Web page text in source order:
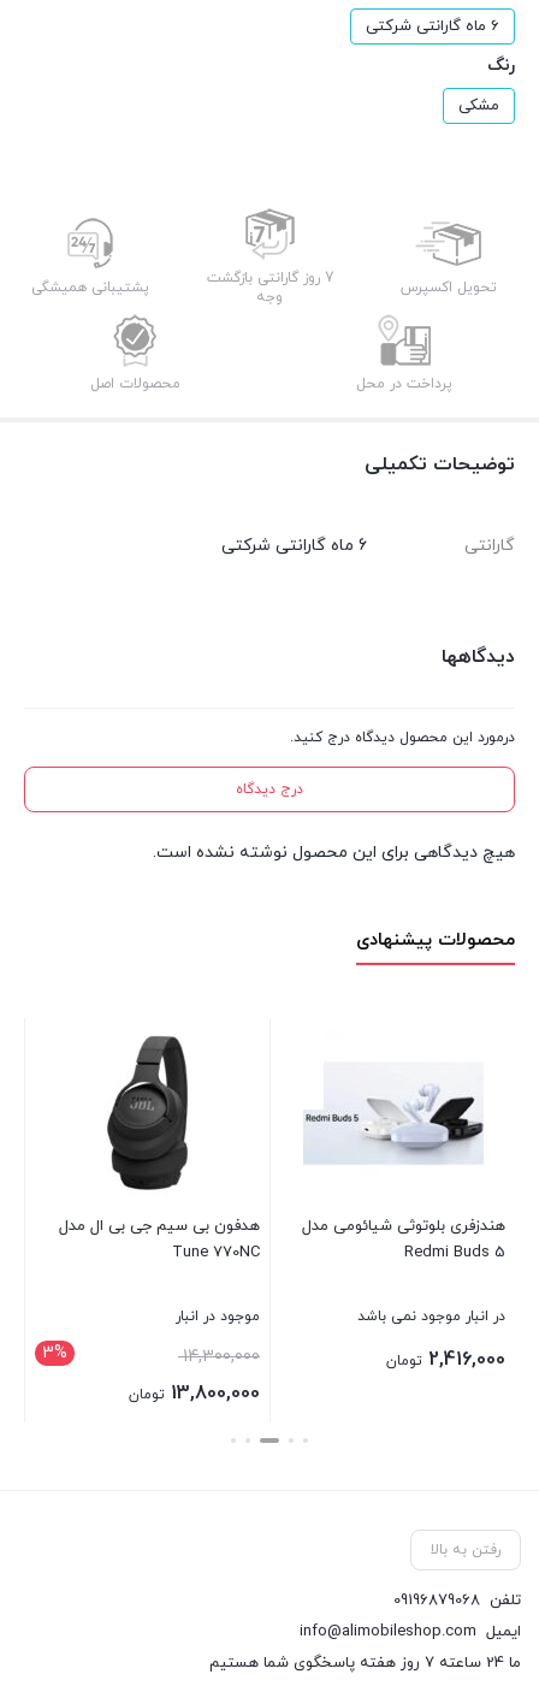
6 ماه گارانتی شرکتی
رنگ
مشکی
تحویل اکسپرس
7 روز گارانتی بازگشت
وجه
پشتیبانی همیشگی
پرداخت در محل محصولات اصل
توضیحات تکمیلی
گارانتی 6 ماه گارانتی شرکتی
دیدگاهها
درمورد این محصول دیدگاه درج کنید.
درج دیدگاه
هیچ دیدگاهی برای این محصول نوشته نشده است.
محصولات پیشنهادی
هندزفری بلوتوثی شیائومی مدل
Redmi Buds 5
در انبار موجود نمی باشد
2,416,000 تومان
هدفون بی سیم جی بی ال مدل
Tune 770NC
موجود در انبار
3% 14,300,000
13,800,000 تومان
بستن
رفتن به بالا
تلفن 09196879068
ایمیل info@alimobileshop.com
ما 24 ساعته 7 روز هفته پاسخگوی شما هستیم